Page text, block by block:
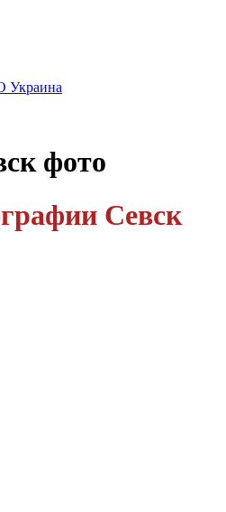
Украина
фото
Севск